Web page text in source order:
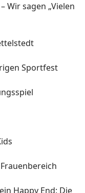
Wir sagen „Vielen
Sportfest
Happy End: Die